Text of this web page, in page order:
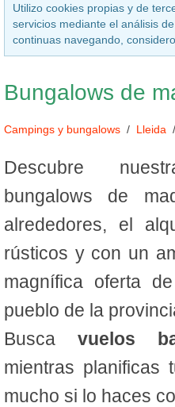
Utilizo cookies propias y de
servicios mediante el análisis
continuas navegando,
Bungalows de
Campings y bungalows Lleida
Descubre
bungalows de
alrededores, el
rústicos y con un
magnífica oferta
pueblo de la
Busca vuelos
mientras planificas
mucho si lo haces